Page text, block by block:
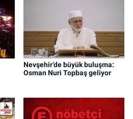
Nevşehir’de büyük buluşma:
Osman Nuri Topbaş geliyor